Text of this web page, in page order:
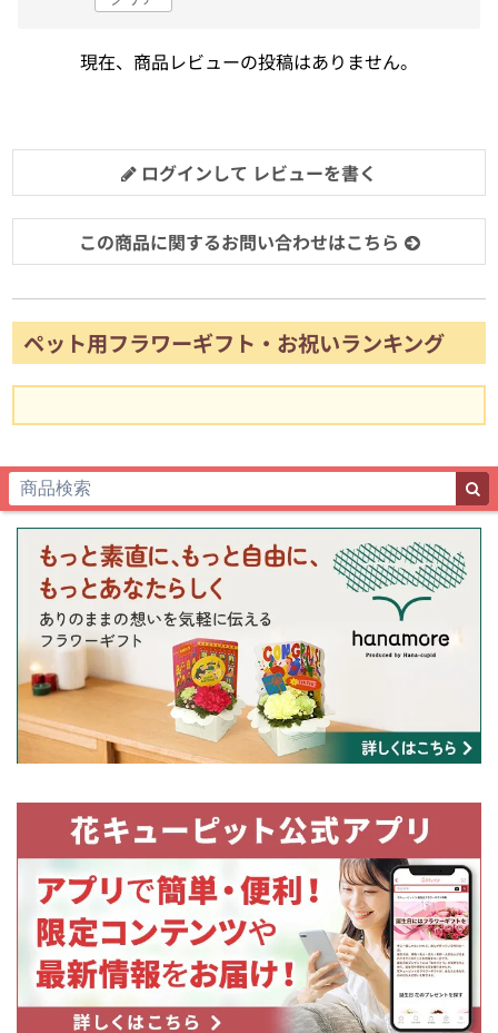
現在、商品レビューの投稿はありません。
ログインして レビューを書く
この商品に関するお問い合わせはこちら
ペット用フラワーギフト・お祝いランキング